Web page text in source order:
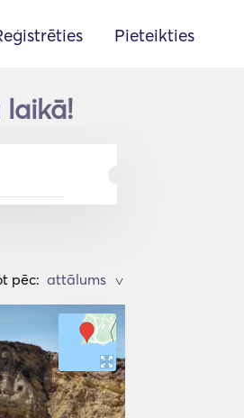
Pieteikties
laikā!
pēc: >